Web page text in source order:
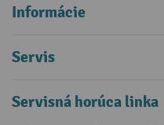
Informácie
Servis
Servisná horúca linka